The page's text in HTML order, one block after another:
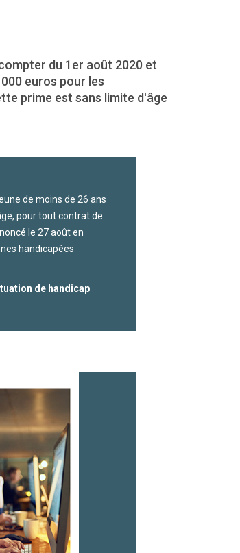
du 1er août 2020 et
000 euros pour les
prime est sans limite d'âge
de moins de 26 ans
pour tout contrat de
le 27 août en
handicapées
de handicap